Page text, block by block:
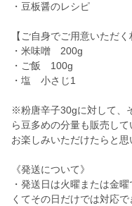
・豆板醤のレシピ
【ご自身でご用意いただく
・米味噌 200g
・ご飯 100g
・塩 小さじ1
※粉唐辛子30gに対して、
ら豆多めの分量も販売し
お楽しみいただけたらと思
《発送について》
・発送日は火曜または金
くてその日だけでは対応